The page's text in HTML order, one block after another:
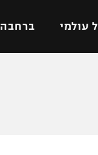
עולמי ברחבה